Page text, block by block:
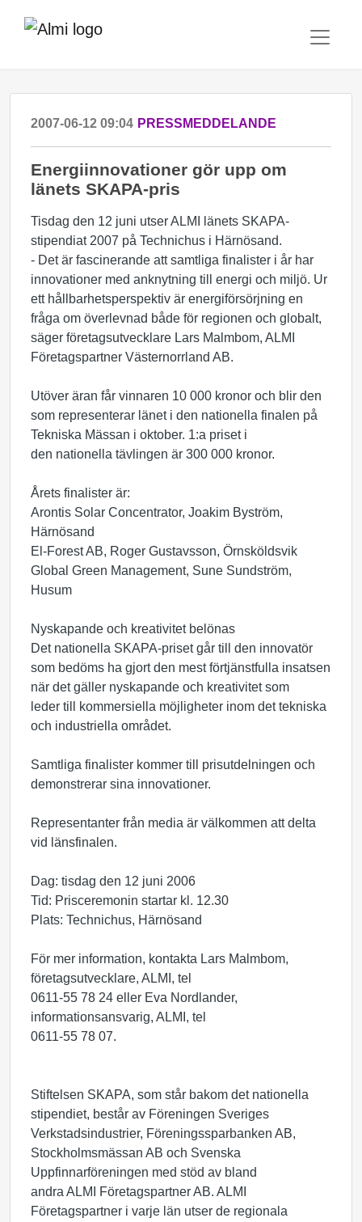
2007-06-12 09:04 PRESSMEDDELANDE
Energiinnovationer gör upp om
länets SKAPA-pris
Tisdag den 12 juni utser ALMI länets SKAPA-
stipendiat 2007 på Technichus i Härnösand.
- Det är fascinerande att samtliga finalister i år har
innovationer med anknytning till energi och miljö. Ur
ett hållbarhetsperspektiv är energiförsörjning en
fråga om överlevnad både för regionen och globalt,
säger företagsutvecklare Lars Malmbom, ALMI
Företagspartner Västernorrland AB.
Utöver äran får vinnaren 10 000 kronor och blir den
som representerar länet i den nationella finalen på
Tekniska Mässan i oktober. 1:a priset i
den nationella tävlingen är 300 000 kronor.
Årets finalister är:
Arontis Solar Concentrator, Joakim Byström,
Härnösand
El-Forest AB, Roger Gustavsson, Örnsköldsvik
Global Green Management, Sune Sundström,
Husum
Nyskapande och kreativitet belönas
Det nationella SKAPA-priset går till den innovatör
som bedöms ha gjort den mest förtjänstfulla insatsen
när det gäller nyskapande och kreativitet som
leder till kommersiella möjligheter inom det tekniska
och industriella området.
Samtliga finalister kommer till prisutdelningen och
demonstrerar sina innovationer.
Representanter från media är välkommen att delta
vid länsfinalen.
Dag: tisdag den 12 juni 2006
Tid: Prisceremonin startar kl. 12.30
Plats: Technichus, Härnösand
För mer information, kontakta Lars Malmbom,
företagsutvecklare, ALMI, tel
0611-55 78 24 eller Eva Nordlander,
informationsansvarig, ALMI, tel
0611-55 78 07.
Stiftelsen SKAPA, som står bakom det nationella
stipendiet, består av Föreningen Sveriges
Verkstadsindustrier, Föreningssparbanken AB,
Stockholmsmässan AB och Svenska
Uppfinnarföreningen med stöd av bland
andra ALMI Företagspartner AB. ALMI
Företagspartner i varje län utser de regionala